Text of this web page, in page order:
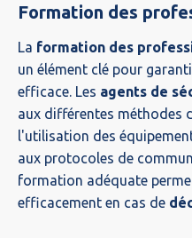
Formation des
La formation des
un élément clé pour
efficace. Les agents de
aux différentes méthodes
l'utilisation des
aux protocoles de
formation adéquate
efficacement en cas de